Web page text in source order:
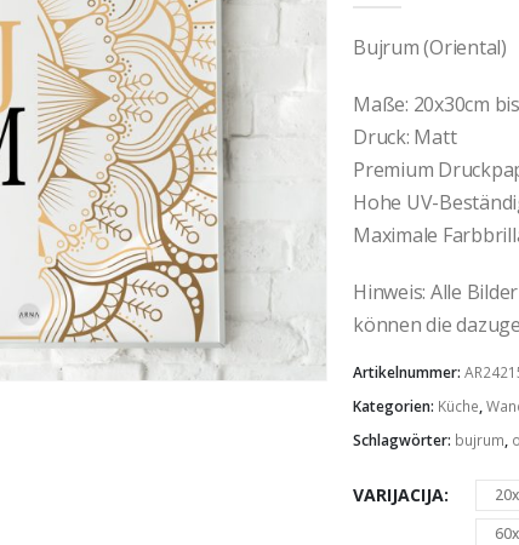
Bujrum (Oriental)
Maße: 20x30cm
Druck: Matt
Premium
Hohe UV-
Maximale
Hinweis: Alle
können die
Artikelnummer:
Kategorien: Küche,
Schlagwörter: bujrum,
VARIJACIJA